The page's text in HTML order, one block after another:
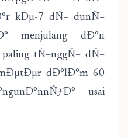
kÐµ-7 dÑ– dunÑ–
menjulang dÐ°n
tÑ–nggÑ– dÑ–
dÐ°lÐ°m 60
usai